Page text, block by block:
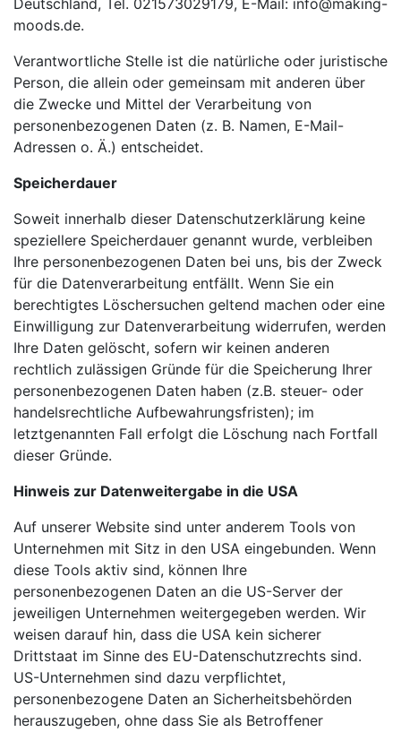
Deutschland, Tel. 021573029179, E-Mail: info@making-
moods.de.
Verantwortliche Stelle ist die natürliche oder juristische
Person, die allein oder gemeinsam mit anderen über
die Zwecke und Mittel der Verarbeitung von
personenbezogenen Daten (z. B. Namen, E-Mail-
Adressen o. Ä.) entscheidet.
Speicherdauer
Soweit innerhalb dieser Datenschutzerklärung keine
speziellere Speicherdauer genannt wurde, verbleiben
Ihre personenbezogenen Daten bei uns, bis der Zweck
für die Datenverarbeitung entfällt. Wenn Sie ein
berechtigtes Löschersuchen geltend machen oder eine
Einwilligung zur Datenverarbeitung widerrufen, werden
Ihre Daten gelöscht, sofern wir keinen anderen
rechtlich zulässigen Gründe für die Speicherung Ihrer
personenbezogenen Daten haben (z.B. steuer- oder
handelsrechtliche Aufbewahrungsfristen); im
letztgenannten Fall erfolgt die Löschung nach Fortfall
dieser Gründe.
Hinweis zur Datenweitergabe in die USA
Auf unserer Website sind unter anderem Tools von
Unternehmen mit Sitz in den USA eingebunden. Wenn
diese Tools aktiv sind, können Ihre
personenbezogenen Daten an die US-Server der
jeweiligen Unternehmen weitergegeben werden. Wir
weisen darauf hin, dass die USA kein sicherer
Drittstaat im Sinne des EU-Datenschutzrechts sind.
US-Unternehmen sind dazu verpflichtet,
personenbezogene Daten an Sicherheitsbehörden
herauszugeben, ohne dass Sie als Betroffener